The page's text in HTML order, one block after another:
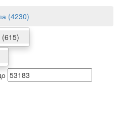
(4230)
(615)